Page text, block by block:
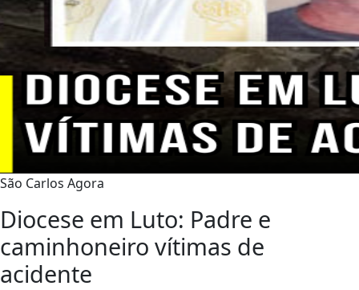
São Carlos Agora
Diocese em Luto: Padre e
caminhoneiro vítimas de
acidente